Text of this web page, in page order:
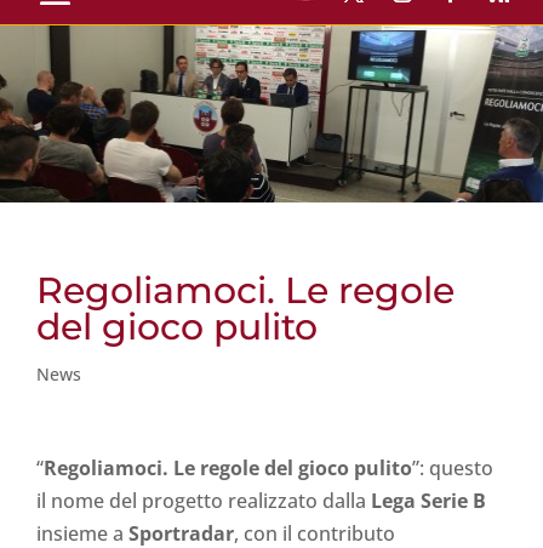
Regoliamoci. Le regole
del gioco pulito
News
“Regoliamoci. Le regole del gioco pulito”: questo
il nome del progetto realizzato dalla Lega Serie B
insieme a Sportradar, con il contributo